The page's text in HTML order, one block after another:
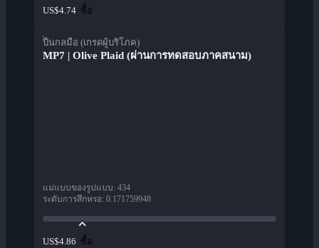
US$4.74 ซื้อ
ปืนกลมือ (เกรดผู้บริโภค)
MP7 | Olive Plaid (ผ่านการทดสอบภาคสนาม)
แม่แบบของรูปแบบ: 434
ระดับการสึกหรอ: 0.171759948
US$4.86 ซื้อ